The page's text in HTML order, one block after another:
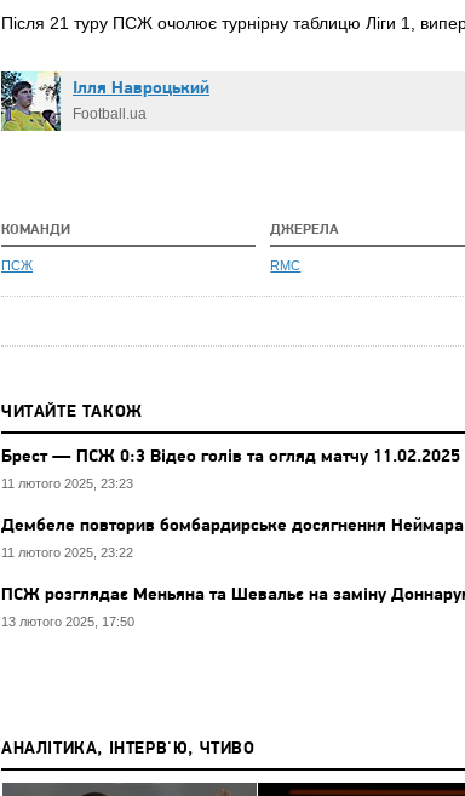
Після 21 туру ПСЖ очолює турнірну таблицю Ліги 1,
Ілля Навроцький
Football.ua
КОМАНДИ
ПСЖ
ДЖЕРЕЛА
RMC
ЧИТАЙТЕ ТАКОЖ
​Брест — ПСЖ 0:3 Відео голів та огляд матчу 11.02.2025
11 лютого 2025, 23:23
Дембеле повторив бомбардирське досягнення
11 лютого 2025, 23:22
ПСЖ розглядає Меньяна та Шевальє на заміну
13 лютого 2025, 17:50
АНАЛІТИКА, ІНТЕРВ'Ю, ЧТИВО